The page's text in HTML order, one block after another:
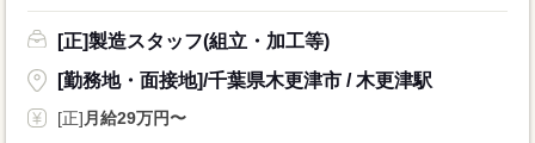
[正]製造スタッフ(組立・加工等)
[勤務地・面接地]/千葉県木更津市 / 木更津駅
[正]月給29万円〜